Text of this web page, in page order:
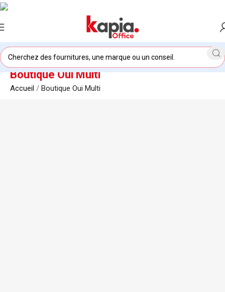
Boutique Oui Multi
Accueil / Boutique Oui Multi